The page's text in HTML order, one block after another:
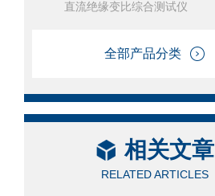
直流绝缘变比综合测试仪
全部产品分类
相关文章
RELATED ARTICLES